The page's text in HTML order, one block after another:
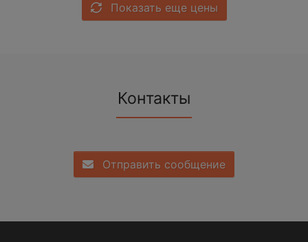
Показать еще цены
Контакты
Отправить сообщение